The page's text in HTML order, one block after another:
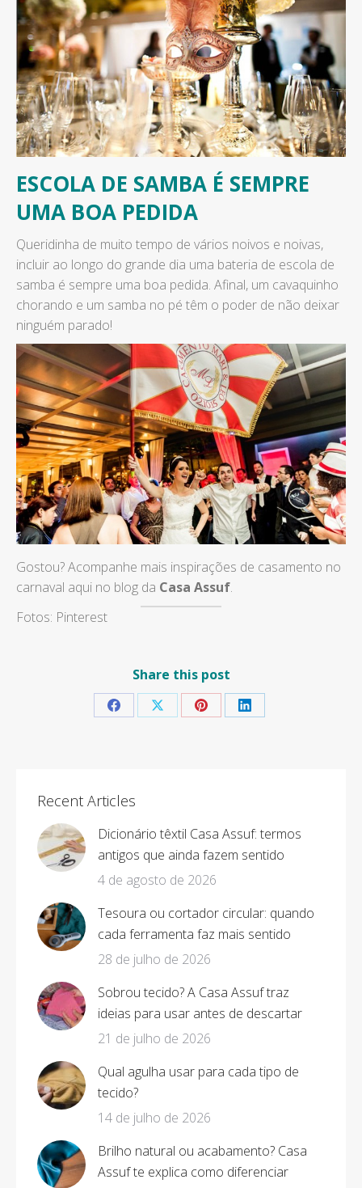
ESCOLA DE SAMBA É SEMPRE
UMA BOA PEDIDA
Queridinha de muito tempo de vários noivos e noivas,
incluir ao longo do grande dia uma bateria de escola de
samba é sempre uma boa pedida. Afinal, um cavaquinho
chorando e um samba no pé têm o poder de não deixar
ninguém parado!
Gostou? Acompanhe mais inspirações de casamento no
carnaval aqui no blog da Casa Assuf.
Fotos: Pinterest
Share this post
Share Share Share Share
Recent Articles
Dicionário têxtil Casa Assuf: termos
antigos que ainda fazem sentido
4 de agosto de 2026
Tesoura ou cortador circular: quando
cada ferramenta faz mais sentido
28 de julho de 2026
Sobrou tecido? A Casa Assuf traz
ideias para usar antes de descartar
21 de julho de 2026
Qual agulha usar para cada tipo de
tecido?
14 de julho de 2026
Brilho natural ou acabamento? Casa
Assuf te explica como diferenciar